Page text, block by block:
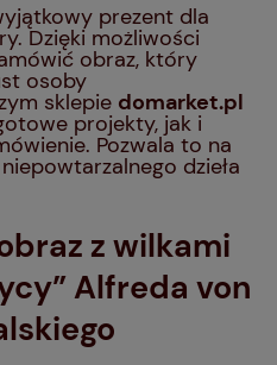
prezent dla
Dzięki możliwości
obraz, który
osoby
sklepie domarket.pl
projekty, jak i
Pozwala to na
dzieła
z wilkami
Alfreda von